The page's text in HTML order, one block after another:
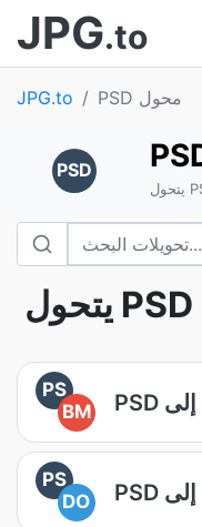
JPG.to
JPG.to PSD محول
PSD
PS
BM
PS
DO